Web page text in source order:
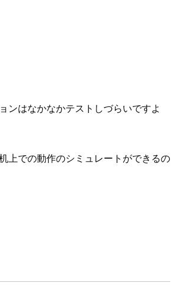
ンはなかなかテストしづらいですよ
上での動作のシミュレートができるの